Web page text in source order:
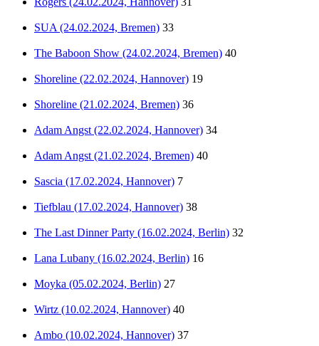
SUA (24.02.2024, Bremen) 33
The Baboon Show (24.02.2024, Bremen) 40
Shoreline (22.02.2024, Hannover) 19
Shoreline (21.02.2024, Bremen) 36
Adam Angst (22.02.2024, Hannover) 34
Adam Angst (21.02.2024, Bremen) 40
Sascia (17.02.2024, Hannover) 7
Tiefblau (17.02.2024, Hannover) 38
The Last Dinner Party (16.02.2024, Berlin) 32
Lana Lubany (16.02.2024, Berlin) 16
Moyka (05.02.2024, Berlin) 27
Wirtz (10.02.2024, Hannover) 40
Ambo (10.02.2024, Hannover) 37